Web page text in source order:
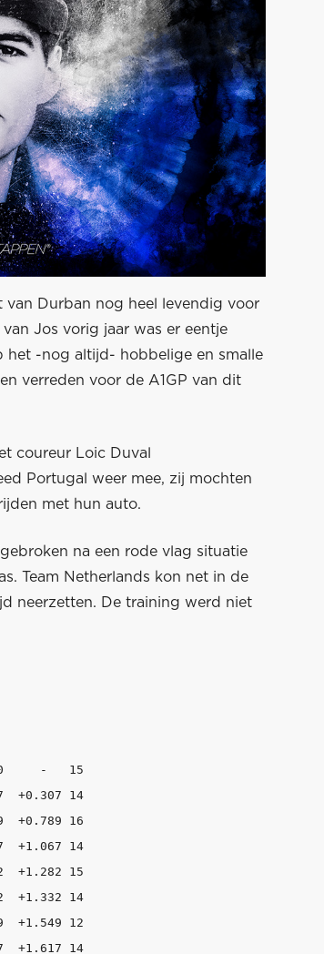
van Durban nog heel levendig voor
Jos vorig jaar was er eentje
het -nog altijd- hobbelige en smalle
verreden voor de A1GP van dit
coureur Loic Duval
Portugal weer mee, zij mochten
met hun auto.
na een rode vlag situatie
Team Netherlands kon net in de
neerzetten. De training werd niet
-   15
+0.307 14
+0.789 16
+1.067 14
+1.282 15
+1.332 14
+1.549 12
+1.617 14